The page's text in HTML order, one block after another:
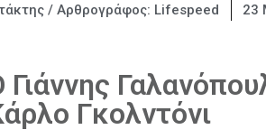
/ Αρθρογράφος: Lifespeed 23
Γιάννης
Γκολντόνι